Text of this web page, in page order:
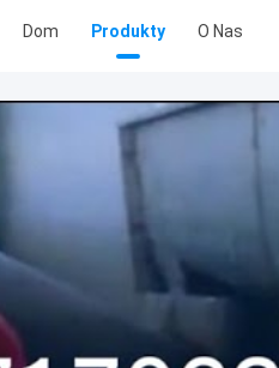
Dom Produkty O Nas